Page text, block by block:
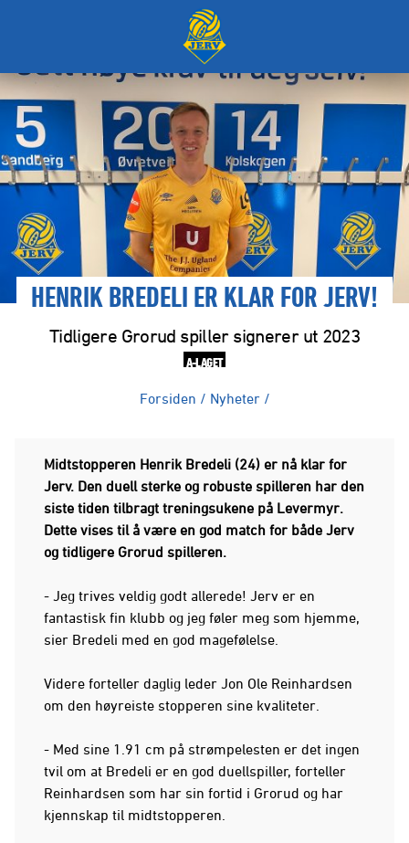
HENRIK BREDELI ER KLAR FOR JERV!
Tidligere Grorud spiller signerer ut 2023
A-LAGET
Forsiden / Nyheter /
Midtstopperen Henrik Bredeli (24) er nå klar for
Jerv. Den duell sterke og robuste spilleren har den
siste tiden tilbragt treningsukene på Levermyr.
Dette vises til å være en god match for både Jerv
og tidligere Grorud spilleren.
- Jeg trives veldig godt allerede! Jerv er en
fantastisk fin klubb og jeg føler meg som hjemme,
sier Bredeli med en god magefølelse.
Videre forteller daglig leder Jon Ole Reinhardsen
om den høyreiste stopperen sine kvaliteter.
- Med sine 1.91 cm på strømpelesten er det ingen
tvil om at Bredeli er en god duellspiller, forteller
Reinhardsen som har sin fortid i Grorud og har
kjennskap til midtstopperen.